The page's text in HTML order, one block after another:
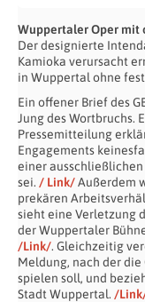
Wuppertaler Oper mit
Der designierte
Kamioka verursacht
in Wuppertal ohne
Ein offener Brief des
Jung des Wortbruchs.
Pressemitteilung
Engagements
einer
sei. / Link/Außerdem
prekären
sieht eine Verletzung
der Wuppertaler
/Link/. Gleichzeitig
Meldung, nach der
spielen soll, und
Stadt Wuppertal. /